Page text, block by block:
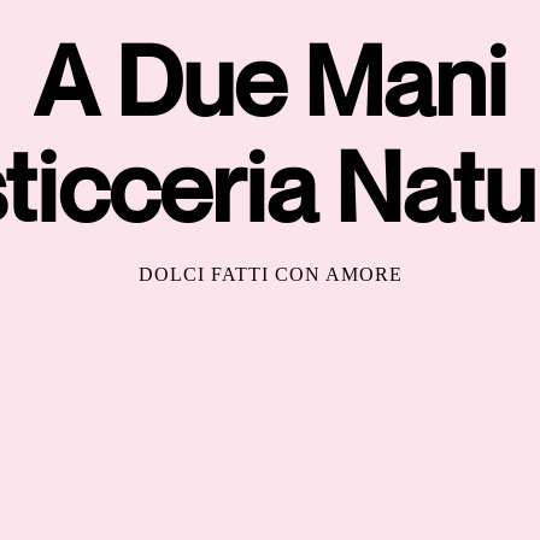
A Due Mani
DOLCI FATTI CON AMORE